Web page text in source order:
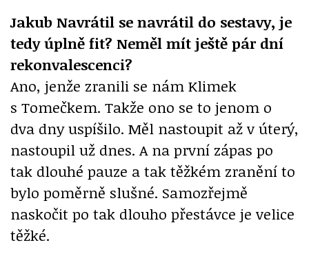
Jakub Navrátil se navrátil do sestavy, je
tedy úplně fit? Neměl mít ještě pár dní
rekonvalescenci?
Ano, jenže zranili se nám Klimek
s Tomečkem. Takže ono se to jenom o
dva dny uspíšilo. Měl nastoupit až v úterý,
nastoupil už dnes. A na první zápas po
tak dlouhé pauze a tak těžkém zranění to
bylo poměrně slušné. Samozřejmě
naskočit po tak dlouho přestávce je velice
těžké.